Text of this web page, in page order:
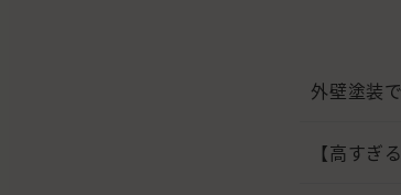
外壁塗装
【高す